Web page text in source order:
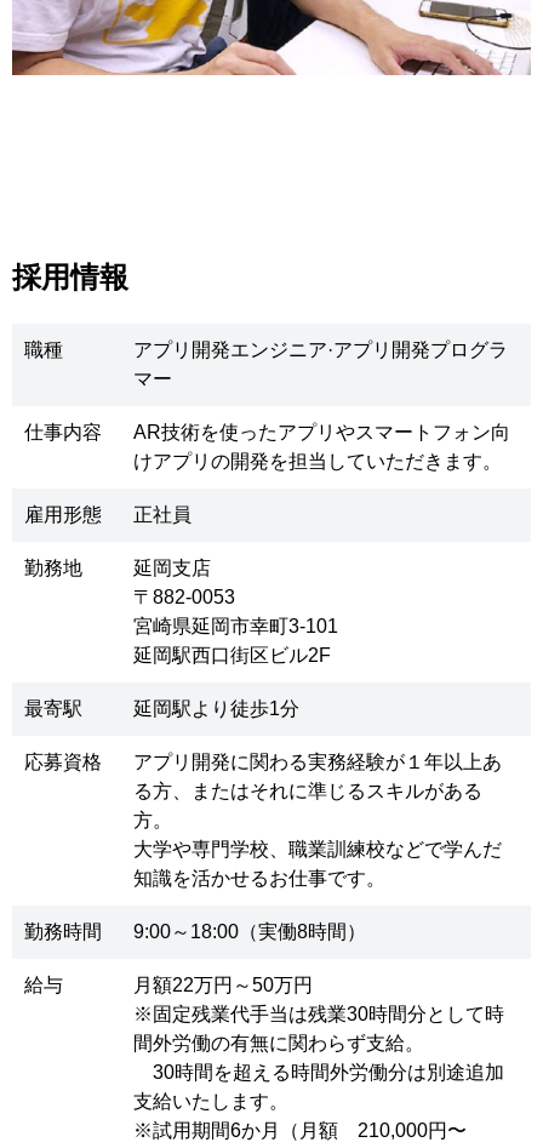
採用情報
職種
アプリ開発エンジニア·アプリ開発プログラ
マー
仕事内容
AR技術を使ったアプリやスマートフォン向
けアプリの開発を担当していただきます。
雇用形態 正社員
勤務地
延岡支店
〒882-0053
宮崎県延岡市幸町3-101
延岡駅西口街区ビル2F
最寄駅 延岡駅より徒歩1分
応募資格
アプリ開発に関わる実務経験が１年以上あ
る方、またはそれに準じるスキルがある
方。
大学や専門学校、職業訓練校などで学んだ
知識を活かせるお仕事です。
勤務時間 9:00～18:00（実働8時間）
給与
月額22万円～50万円
※固定残業代手当は残業30時間分として時
間外労働の有無に関わらず支給。
30時間を超える時間外労働分は別途追加
支給いたします。
※試用期間6か月（月額 210,000円〜